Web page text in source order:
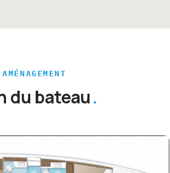
AMÉNAGEMENT
du bateau